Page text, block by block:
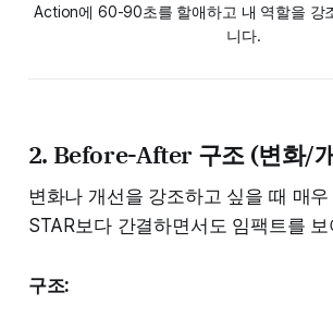
Action에 60-90초를 할애하고 내 역할을 강
니다.
2. Before-After 구조 (변화/
변화나 개선을 강조하고 싶을 때 매
STAR보다 간결하면서도 임팩트를
구조: